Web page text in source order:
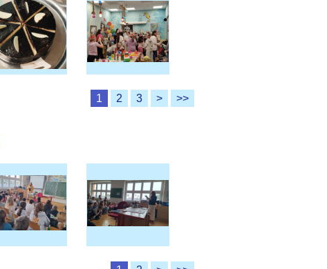
1 2 3 > >>